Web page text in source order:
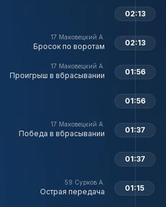
02:13
17 Маковецкий А.
Бросок по воротам 02:13
17 Маковецкий А.
Проигрыш в вбрасывании 01:56
01:56
17 Маковецкий А.
Победа в вбрасывании 01:37
01:37
59 Сурков А.
Острая передача 01:15